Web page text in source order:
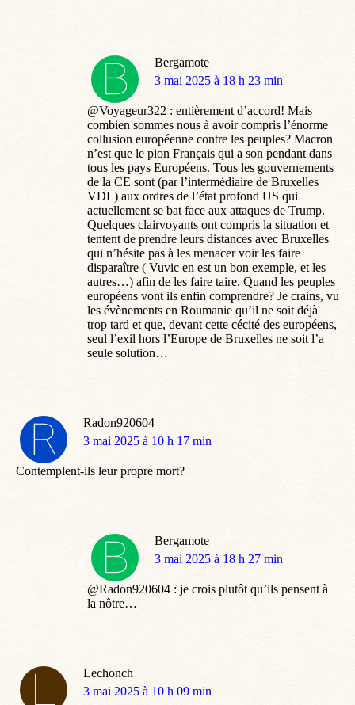
Bergamote
dit
3 mai 2025 à 18 h 23 min
@Voyageur322 : entièrement d’accord! Mais
combien sommes nous à avoir compris l’énorme
collusion européenne contre les peuples? Macron
n’est que le pion Français qui a son pendant dans
tous les pays Européens. Tous les gouvernements
de la CE sont (par l’intermédiaire de Bruxelles
VDL) aux ordres de l’état profond US qui
actuellement se bat face aux attaques de Trump.
Quelques clairvoyants ont compris la situation et
tentent de prendre leurs distances avec Bruxelles
qui n’hésite pas à les menacer voir les faire
disparaître ( Vuvic en est un bon exemple, et les
autres…) afin de les faire taire. Quand les peuples
européens vont ils enfin comprendre? Je crains, vu
les évènements en Roumanie qu’il ne soit déjà
trop tard et que, devant cette cécité des européens,
seul l’exil hors l’Europe de Bruxelles ne soit l’a
seule solution…
Radon920604
dit
3 mai 2025 à 10 h 17 min
Contemplent-ils leur propre mort?
Bergamote
dit
3 mai 2025 à 18 h 27 min
@Radon920604 : je crois plutôt qu’ils pensent à
la nôtre…
Lechonch
dit
3 mai 2025 à 10 h 09 min